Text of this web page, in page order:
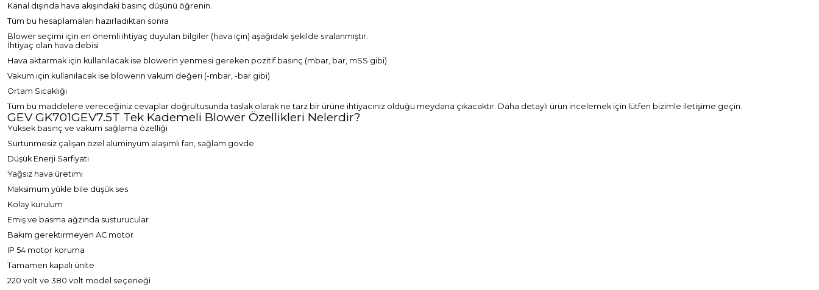
Kanal dışında hava akışındaki basınç düşünü öğrenin.
Tüm bu hesaplamaları hazırladıktan sonra
Blower seçimi için en önemli ihtiyaç duyulan bilgiler (hava için) aşağıdaki şekilde sıralanmıştır.
İhtiyaç olan hava debisi
Hava aktarmak için kullanılacak ise blowerin yenmesi gereken pozitif basınç (mbar, bar, mSS gibi)
Vakum için kullanılacak ise blowerın vakum değeri (-mbar, -bar gibi)
Ortam Sıcaklığı
Tüm bu maddelere vereceğiniz cevaplar doğrultusunda taslak olarak ne tarz bir ürüne ihtiyacınız olduğu meydana çıkacaktır. Daha detaylı ürün incelemek için lütfen bizimle iletişime geçin.
GEV GK701GEV7.5T Tek Kademeli Blower Özellikleri Nelerdir?
Yüksek basınç ve vakum sağlama özelliği
Sürtünmesiz çalışan özel alüminyum alaşımlı fan, sağlam gövde
Düşük Enerji Sarfiyatı
Yağsız hava üretimi
Maksimum yükle bile düşük ses
Kolay kurulum
Emiş ve basma ağzında susturucular
Bakım gerektirmeyen AC motor
IP 54 motor koruma
Tamamen kapalı ünite
220 volt ve 380 volt model seçeneği